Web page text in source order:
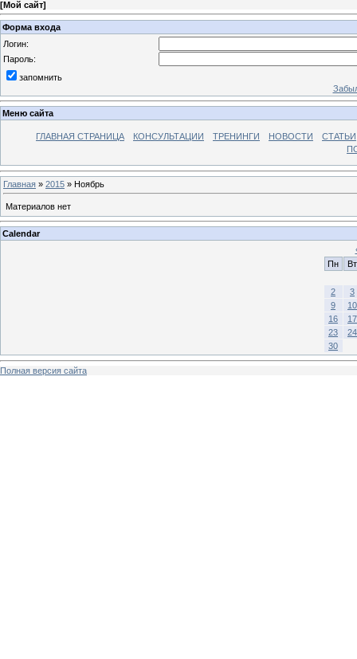
[Мой сайт]
Форма входа
Логин:
Пароль:
запомнить
Меню сайта
ГЛАВНАЯ СТРАНИЦА КОНСУЛЬТАЦИИ ТРЕНИНГИ НОВОСТИ
СТАТЬИ
Главная » 2015 » Ноябрь
Материалов нет
Calendar
Пн
Вт
2
3
9
10
16
17
23
24
30
Полная версия сайта